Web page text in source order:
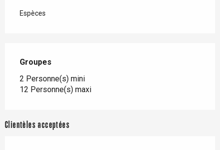
Espèces
Groupes
Groupes
2 Personne(s) mini
12 Personne(s) maxi
Clientèles acceptées